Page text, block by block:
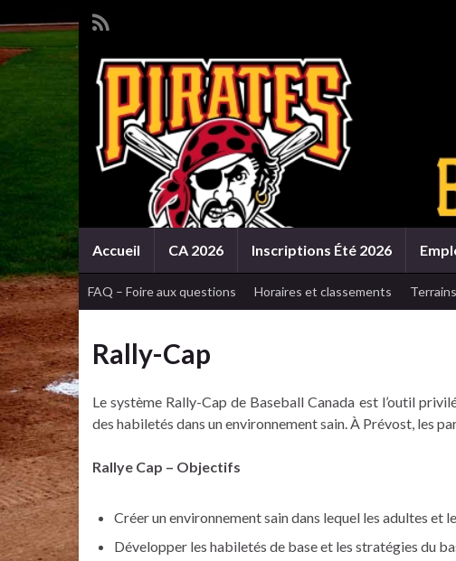
Accueil CA 2026 Inscriptions Été 2026
FAQ – Foire aux questions Horaires et classements Terrains
Rally-Cap
Le système Rally-Cap de Baseball Canada est l’outil
des habiletés dans un environnement sain. À Prévost, les
Rallye Cap – Objectifs
Créer un environnement sain dans lequel les adultes et
Développer les habiletés de base et les stratégies du